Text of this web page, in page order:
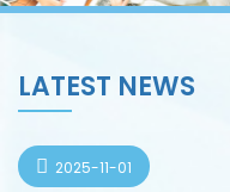
LATEST NEWS
2025-11-01